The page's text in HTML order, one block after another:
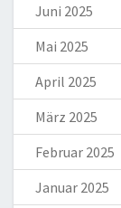
Juni 2025
Mai 2025
April 2025
März 2025
Februar 2025
Januar 2025